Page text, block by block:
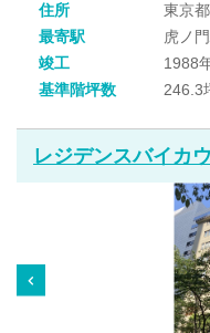
住所
東京
最寄駅
虎ノ
竣工
1988
基準階坪数
246.3
レジデンスバイカ